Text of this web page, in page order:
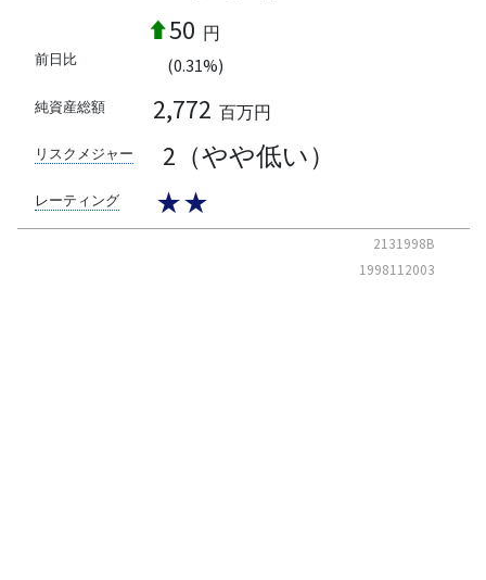
前日比
50 円
(0.31%)
純資産総額 2,772 百万円
リスクメジャー 2（やや低い）
レーティング ★★
2131998B
1998112003